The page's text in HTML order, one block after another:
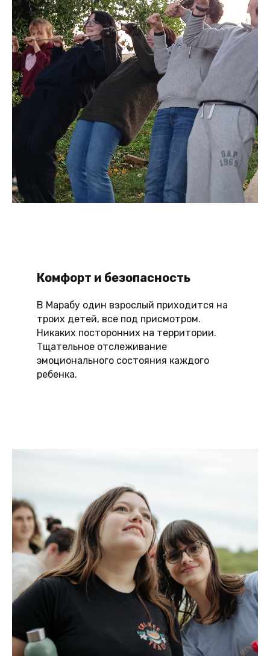
Комфорт и безопасность
В Марабу один взрослый приходится на
троих детей, все под присмотром.
Никаких посторонних на территории.
Тщательное отслеживание
эмоционального состояния каждого
ребенка.